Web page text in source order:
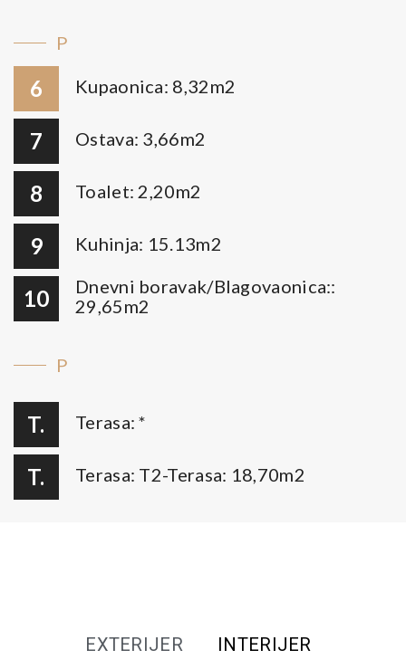
P
6 Kupaonica: 8,32m2
7 Ostava: 3,66m2
8 Toalet: 2,20m2
9 Kuhinja: 15.13m2
10
Dnevni boravak/Blagovaonica::
29,65m2
P
T. Terasa: *
T. Terasa: T2-Terasa: 18,70m2
EXTERIJER
INTERIJER